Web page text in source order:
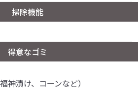
掃除機能
得意なゴミ
神漬け、コーンなど）